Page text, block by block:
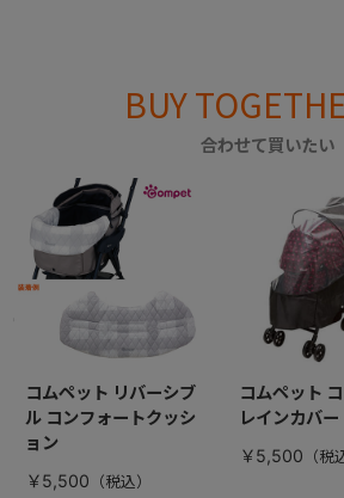
BUY
合わせて買いたい
コムペット リバーシブ
ル コンフォートクッシ
ョン
￥5,500
コムペット
レインカバー
￥5,500